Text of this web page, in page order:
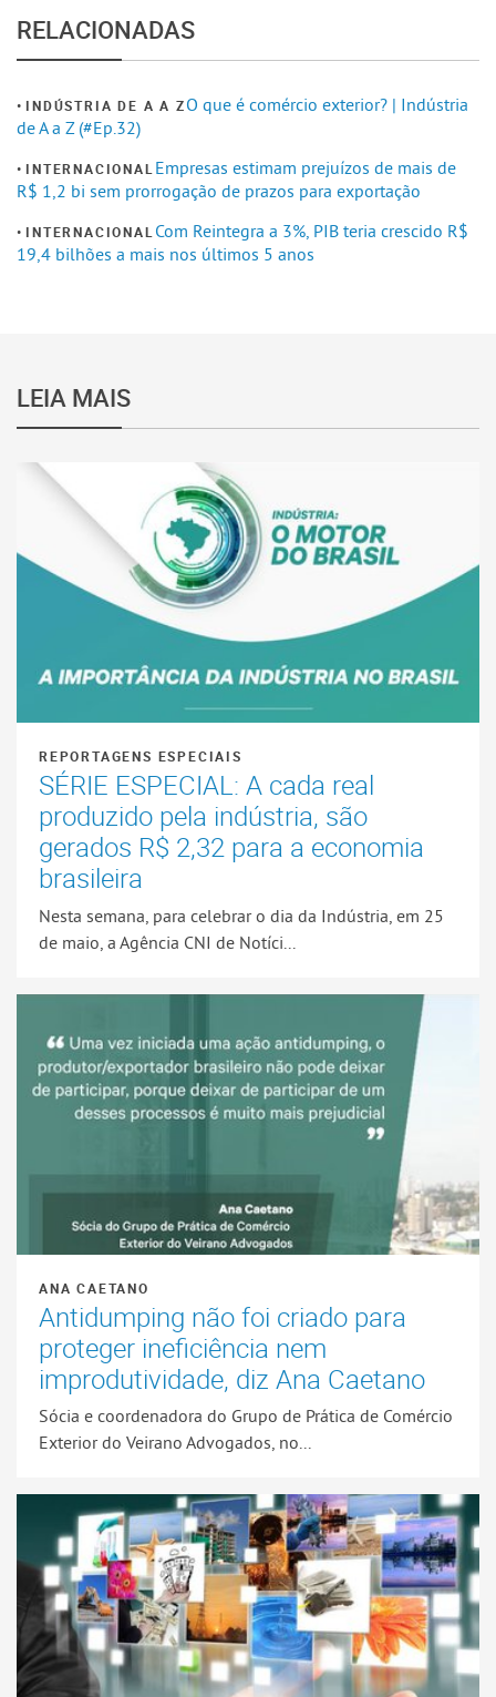
RELACIONADAS
INDÚSTRIA DE A A ZO que é comércio exterior? | Indústria
de A a Z (#Ep.32)
INTERNACIONAL Empresas estimam prejuízos de mais de
R$ 1,2 bi sem prorrogação de prazos para exportação
INTERNACIONAL Com Reintegra a 3%, PIB teria crescido R$
19,4 bilhões a mais nos últimos 5 anos
LEIA MAIS
REPORTAGENS ESPECIAIS
SÉRIE ESPECIAL: A cada real
produzido pela indústria, são
gerados R$ 2,32 para a economia
brasileira
Nesta semana, para celebrar o dia da Indústria, em 25
de maio, a Agência CNI de Notíci...
ANA CAETANO
Antidumping não foi criado para
proteger ineficiência nem
improdutividade, diz Ana Caetano
Sócia e coordenadora do Grupo de Prática de Comércio
Exterior do Veirano Advogados, no...